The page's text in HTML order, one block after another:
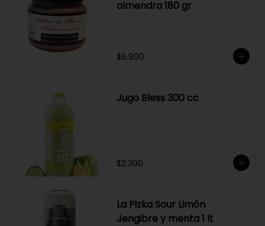
almendra 180 gr
$6.990
Jugo Bless 300 cc
$2.300
La Pizka Sour Limón
Jengibre y menta 1 lt